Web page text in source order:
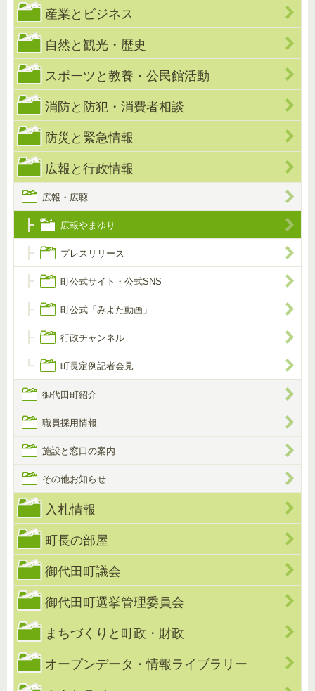
産業とビジネス
自然と観光・歴史
スポーツと教養・公民館活動
消防と防犯・消費者相談
防災と緊急情報
広報と行政情報
広報・広聴
広報やまゆり
プレスリリース
町公式サイト・公式SNS
町公式「みよた動画」
行政チャンネル
町長定例記者会見
御代田町紹介
職員採用情報
施設と窓口の案内
その他お知らせ
入札情報
町長の部屋
御代田町議会
御代田町選挙管理委員会
まちづくりと町政・財政
オープンデータ・情報ライブラリー